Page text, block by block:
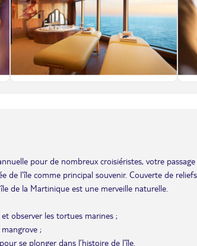
pour de nombreux croisiéristes, votre
de l’île comme principal souvenir. Couverte de
de la Martinique est une merveille naturelle.
observer les tortues marines ;
;
se plonger dans l’histoire de l’île.